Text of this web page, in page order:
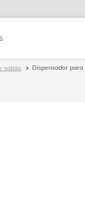
sabão Dispensador